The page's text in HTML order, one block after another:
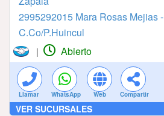
2995292015 Mara Rosas Mejias -
C.Co/P.Huincul
| Abierto
Llamar WhatsApp Web Compartir
VER SUCURSALES